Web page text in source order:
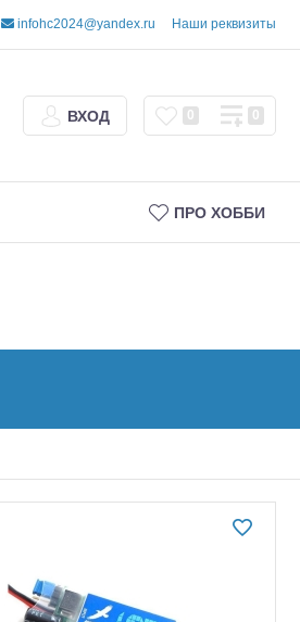
infohc2024@yandex.ru Наши реквизиты
ВХОД 0 0
ПРО ХОББИ